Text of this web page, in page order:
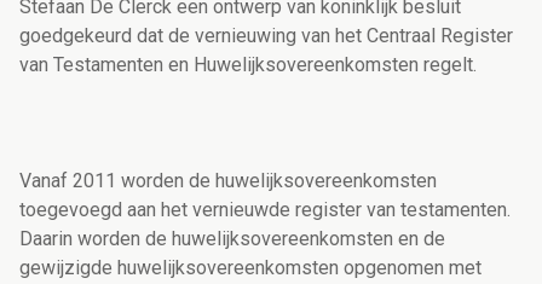
Stefaan De Clerck een ontwerp van koninklijk besluit
goedgekeurd dat de vernieuwing van het Centraal Register
van Testamenten en Huwelijksovereenkomsten regelt.
Vanaf 2011 worden de huwelijksovereenkomsten
toegevoegd aan het vernieuwde register van testamenten.
Daarin worden de huwelijksovereenkomsten en de
gewijzigde huwelijksovereenkomsten opgenomen met